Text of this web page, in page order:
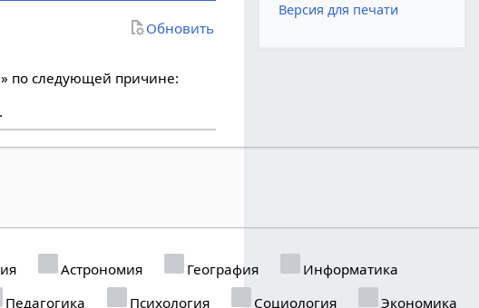
Обновить
по следующей причине:
.
Астрономия География
Информатика
Педагогика Психология Социология
Экономика
Версия для печати